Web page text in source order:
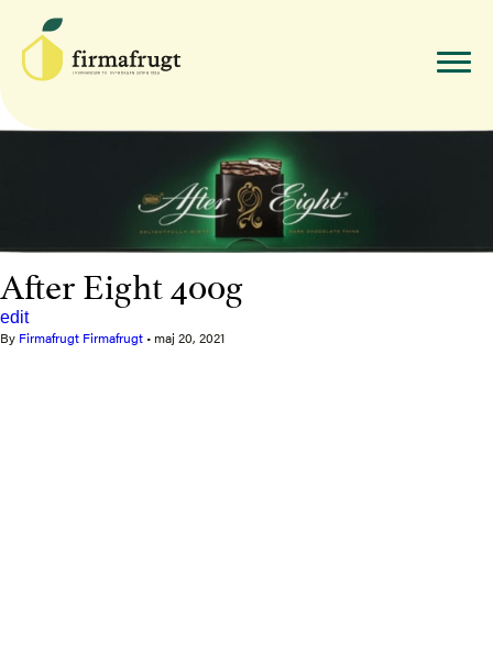
After Eight 400g
edit
By Firmafrugt Firmafrugt • maj 20, 2021